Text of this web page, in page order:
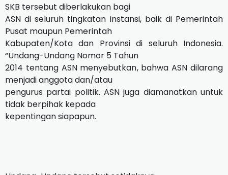
SKB tersebut diberlakukan bagi
ASN di seluruh tingkatan instansi, baik di Pemerintah
Pusat maupun Pemerintah
Kabupaten/Kota dan Provinsi di seluruh Indonesia.
“Undang-Undang Nomor 5 Tahun
2014 tentang ASN menyebutkan, bahwa ASN dilarang
menjadi anggota dan/atau
pengurus partai politik. ASN juga diamanatkan untuk
tidak berpihak kepada
kepentingan siapapun.